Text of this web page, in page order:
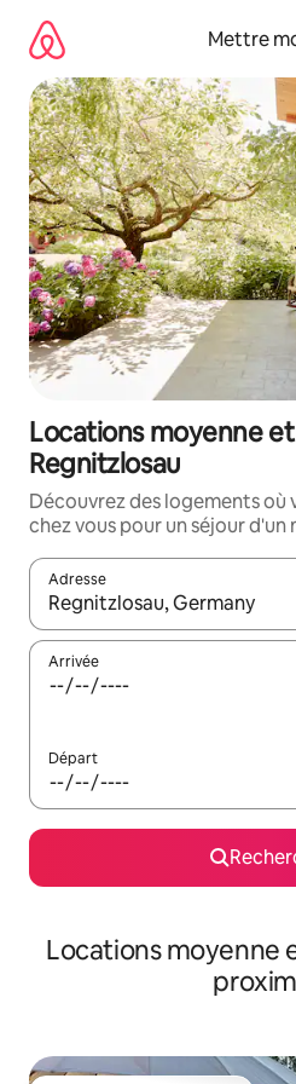
directement
contenu
Mettre
Locations moyenne
Regnitzlosau
Découvrez des logements où
chez vous pour un séjour d'un
Adresse
Lorsque les résultats
Arrivée
Départ
Locations moyenne